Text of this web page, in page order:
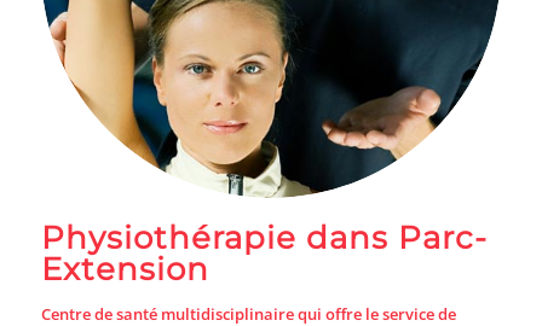
Physiothérapie dans Parc-
Extension
Centre de santé multidisciplinaire qui offre le service de